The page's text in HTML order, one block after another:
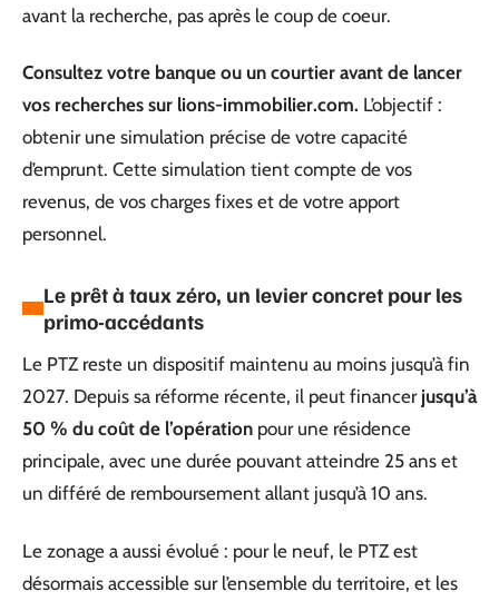
avant la recherche, pas après le coup de coeur.
Consultez votre banque ou un courtier avant de lancer
vos recherches sur lions-immobilier.com. L’objectif :
obtenir une simulation précise de votre capacité
d’emprunt. Cette simulation tient compte de vos
revenus, de vos charges fixes et de votre apport
personnel.
Le prêt à taux zéro, un levier concret pour les
primo-accédants
Le PTZ reste un dispositif maintenu au moins jusqu’à fin
2027. Depuis sa réforme récente, il peut financer jusqu’à
50 % du coût de l’opération pour une résidence
principale, avec une durée pouvant atteindre 25 ans et
un différé de remboursement allant jusqu’à 10 ans.
Le zonage a aussi évolué : pour le neuf, le PTZ est
désormais accessible sur l’ensemble du territoire, et les